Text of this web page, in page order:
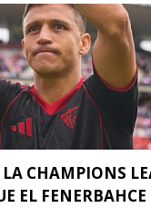
CHAMPIONS
EL FENERBAHCE